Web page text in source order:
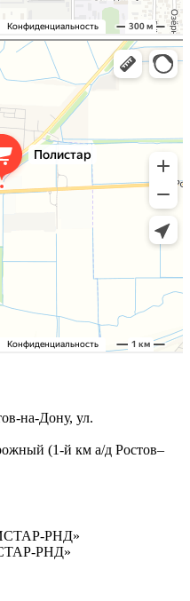
области
области
на-Дону, ул.
(1-й км а/д Ростов–
РНД»
РНД»